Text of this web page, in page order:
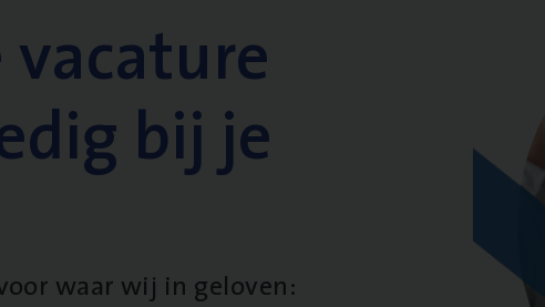
bij je
waar wij in geloven: